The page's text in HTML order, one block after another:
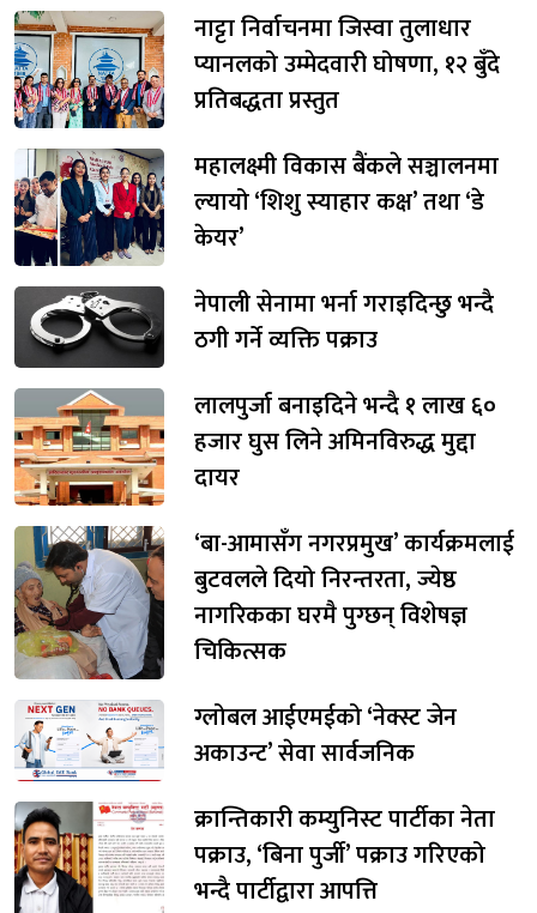
नाट्टा निर्वाचनमा जिस्वा तुलाधार
प्यानलको उम्मेदवारी घोषणा, १२ बुँदे
प्रतिबद्धता प्रस्तुत
महालक्ष्मी विकास बैंकले सञ्चालनमा
ल्यायो ‘शिशु स्याहार कक्ष’ तथा ‘डे
केयर’
नेपाली सेनामा भर्ना गराइदिन्छु भन्दै
ठगी गर्ने व्यक्ति पक्राउ
लालपुर्जा बनाइदिने भन्दै १ लाख ६०
हजार घुस लिने अमिनविरुद्ध मुद्दा
दायर
‘बा-आमासँग नगरप्रमुख’ कार्यक्रमलाई
बुटवलले दियो निरन्तरता, ज्येष्ठ
नागरिकका घरमै पुग्छन् विशेषज्ञ
चिकित्सक
ग्लोबल आईएमईको ‘नेक्स्ट जेन
अकाउन्ट’ सेवा सार्वजनिक
क्रान्तिकारी कम्युनिस्ट पार्टीका नेता
पक्राउ, ‘बिना पुर्जी’ पक्राउ गरिएको
भन्दै पार्टीद्वारा आपत्ति